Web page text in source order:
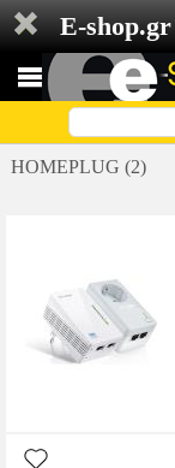
E-
HOMEPLUG (2)